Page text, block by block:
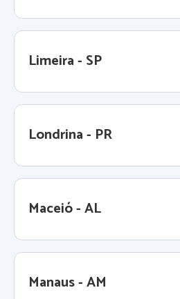
Limeira - SP
Londrina - PR
Maceió - AL
Manaus - AM